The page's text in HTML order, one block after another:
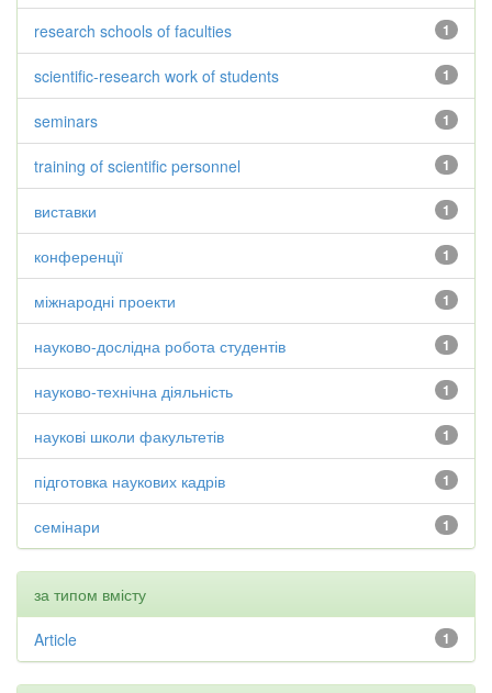
1
research schools of faculties
1
scientific-research work of students
1
seminars
1
training of scientific personnel
1
виставки
1
конференції
1
міжнародні проекти
1
науково-дослідна робота студентів
1
науково-технічна діяльність
1
наукові школи факультетів
1
підготовка наукових кадрів
1
семінари
за типом вмісту
1
Article